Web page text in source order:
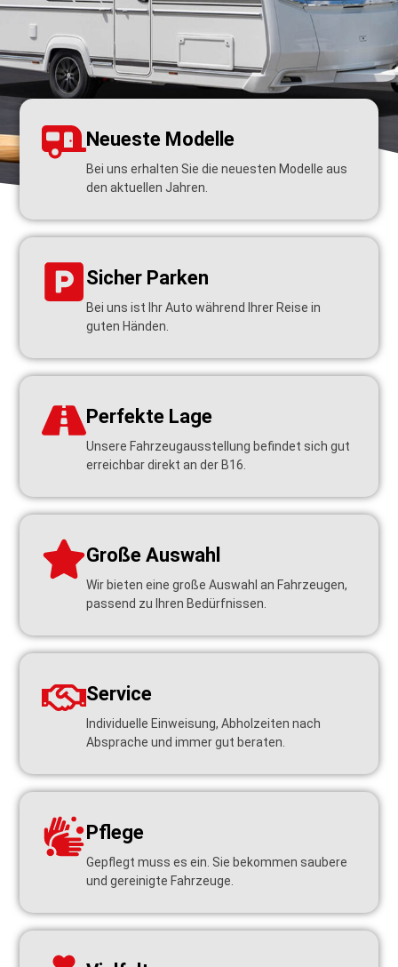
Neueste Modelle
Bei uns erhalten Sie die neuesten Modelle aus
den aktuellen Jahren.
Sicher Parken
Bei uns ist Ihr Auto während Ihrer Reise in
guten Händen.
Perfekte Lage
Unsere Fahrzeugausstellung befindet sich gut
erreichbar direkt an der B16.
Große Auswahl
Wir bieten eine große Auswahl an Fahrzeugen,
passend zu Ihren Bedürfnissen.
Service
Individuelle Einweisung, Abholzeiten nach
Absprache und immer gut beraten.
Pflege
Gepflegt muss es ein. Sie bekommen saubere
und gereinigte Fahrzeuge.